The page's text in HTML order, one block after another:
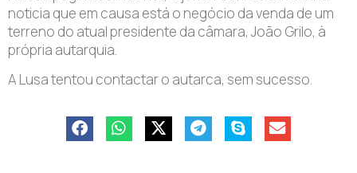
noticia que em causa está o negócio da venda de um
terreno do atual presidente da câmara, João Grilo, à
própria autarquia.
A Lusa tentou contactar o autarca, sem sucesso.